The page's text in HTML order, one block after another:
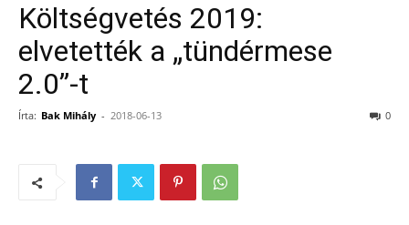
Költségvetés 2019:
elvetették a „tündérmese
2.0”-t
Írta: Bak Mihály - 2018-06-13 0